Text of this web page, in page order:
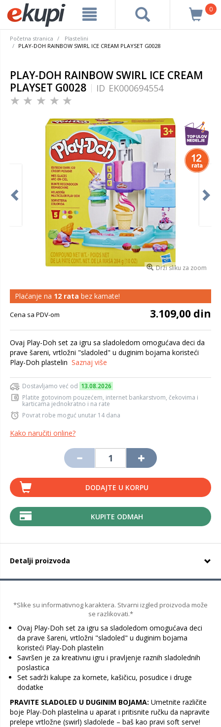
0
Početna stranica
Plastelini
PLAY-DOH RAINBOW SWIRL ICE CREAM PLAYSET G0028
PLAY-DOH RAINBOW SWIRL ICE CREAM
PLAYSET G0028
ID EK000694554
Drži sliku za zoom
Plaćanje na 12 rata bez kamate!
Cena sa PDV-om 3.109,00 din
Ovaj Play-Doh set za igru sa sladoledom omogućava deci da
prave šareni, vrtložni "sladoled" u duginim bojama koristeći
Play-Doh plastelin Saznaj više
Dostavljamo već od 13.08.2026
Platite gotovinom pouzećem, internet bankarstvom, čekovima i
karticama jednokratno i na rate
Povrat robe moguć unutar 14 dana
Kako naručiti online?
DODAJTE U KORPU
KUPITE ODMAH
Detalji proizvoda
*Slike su informativnog karaktera. Stvarni izgled proizvoda može
se razlikovati.*
Ovaj Play-Doh set za igru sa sladoledom omogućava deci
da prave šareni, vrtložni "sladoled" u duginim bojama
koristeći Play-Doh plastelin
Savršen je za kreativnu igru i pravljenje raznih sladolednih
poslastica
Set sadrži kalupe za kornete, kašičicu, posudice i druge
dodatke
PRAVITE SLADOLED U DUGINIM BOJAMA: Umetnite različite
boje Play-Doh plastelina u aparat i pritisnite ručku da napravite
prelepe vrtložne (swirl) sladolede – baš kao pravi soft serve!